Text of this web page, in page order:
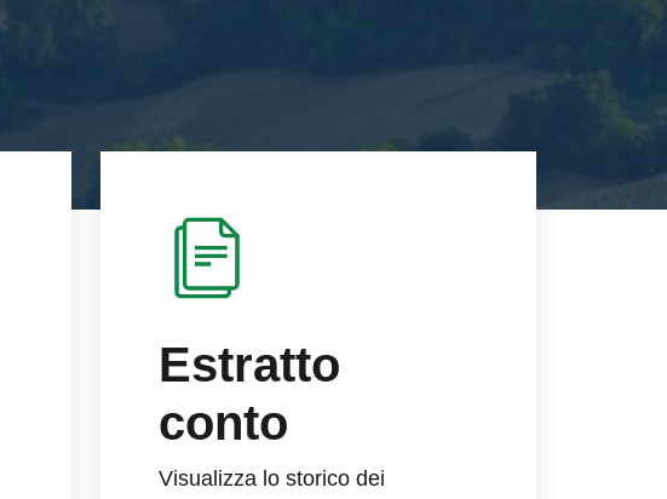
Estratto
conto
Visualizza lo storico dei